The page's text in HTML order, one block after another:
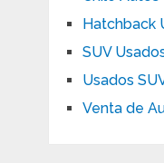
Hatchback
SUV
Usados
Venta de